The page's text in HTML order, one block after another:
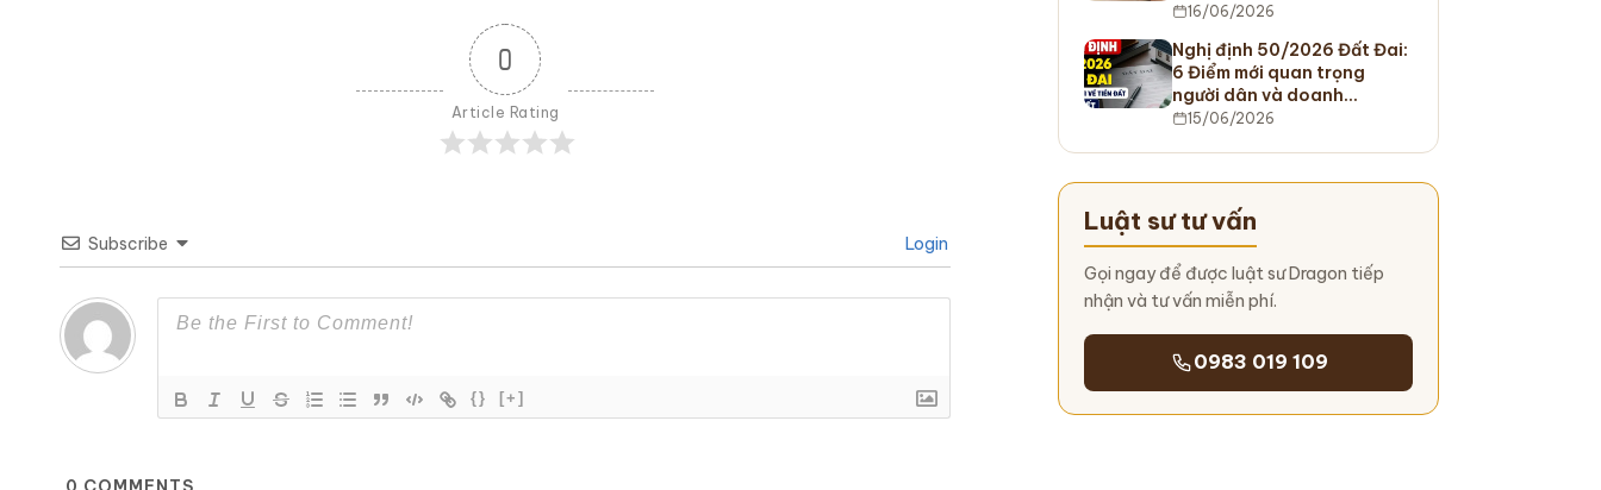
0
Article Rating
Subscribe Login
{} [+]
16/06/2026
Nghị định 50/2026 Đất Đai:
6 Điểm mới quan trọng
người dân và doanh…
15/06/2026
Luật sư tư vấn
Gọi ngay để được luật sư Dragon tiếp
nhận và tư vấn miễn phí.
0983 019 109